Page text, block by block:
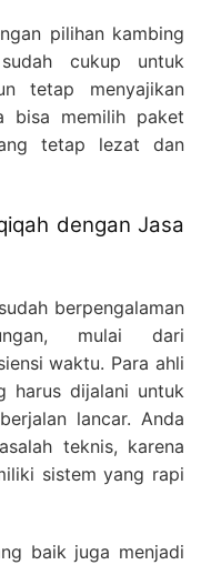
pilihan kambing
cukup untuk
tetap menyajikan
bisa memilih paket
tetap lezat dan
dengan Jasa
berpengalaman
mulai dari
waktu. Para ahli
harus dijalani untuk
lancar. Anda
teknis, karena
sistem yang rapi
baik juga menjadi